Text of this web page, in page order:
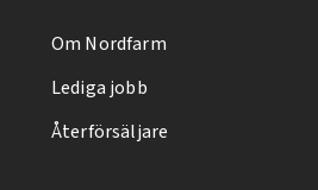
Om Nordfarm
Lediga jobb
Återförsäljare